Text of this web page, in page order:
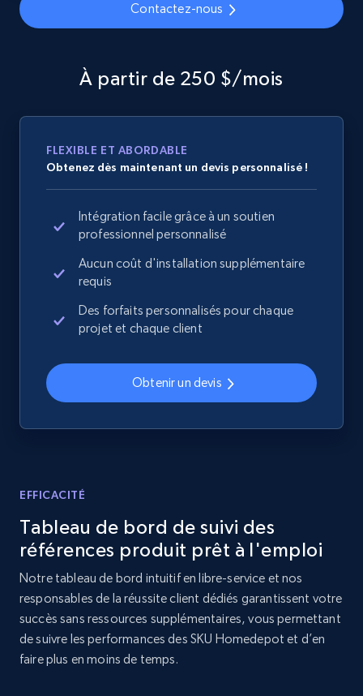
Sku, Product id, Product name, Manufacturer,
and more.
2.1K+ 355+ Commencer
Home Depot US - Discover products by
specified UPC
Sku, Product id, Product name, Manufacturer,
and more.
2.1K+
Home Depot US - Discovery products by
specific category URL
URL, Domain, Country code, Model number,
2.1K+
Amazon products global dataset
Title, Seller name, Brand, Description, Initial
price, Currency, Availability, Reviews count, and
more.
Contactez-nous
À partir de 250 $/mois
FLEXIBLE ET ABORDABLE
Obtenez dès maintenant un devis personnalisé !
Intégration facile grâce à un soutien
professionnel personnalisé
Aucun coût d'installation supplémentaire
requis
Des forfaits personnalisés pour chaque
projet et chaque client
Obtenir un devis
EFFICACITÉ
Tableau de bord de suivi des
références produit prêt à l'emploi
Notre tableau de bord intuitif en libre-service et nos
responsables de la réussite client dédiés garantissent votre
succès sans ressources supplémentaires, vous permettant
de suivre les performances des SKU Homedepot et d’en
faire plus en moins de temps.